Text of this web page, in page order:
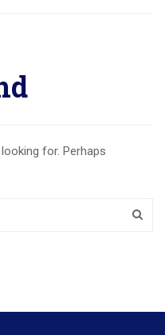
for. Perhaps